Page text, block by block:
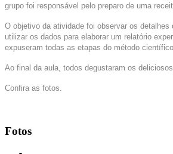
grupo foi responsável pelo preparo de uma
O objetivo da atividade foi observar os detalhes
utilizar os dados para elaborar um relatório
expuseram todas as etapas do método
Ao final da aula, todos degustaram os deliciosos
Confira as fotos.
Fotos